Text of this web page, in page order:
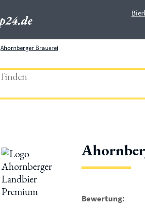
Ahornberger Brauerei
Bewertung: